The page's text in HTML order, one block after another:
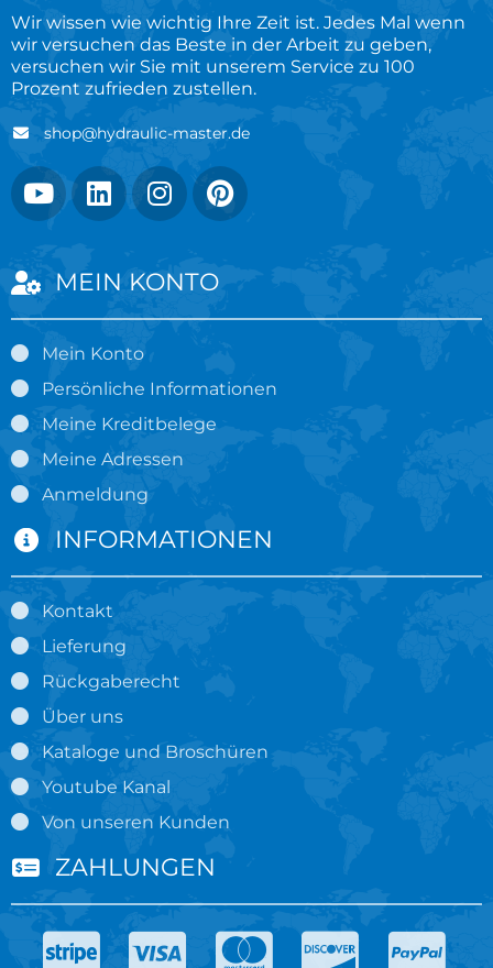
Wir wissen wie wichtig Ihre Zeit ist. Jedes Mal wenn
wir versuchen das Beste in der Arbeit zu geben,
versuchen wir Sie mit unserem Service zu 100
Prozent zufrieden zustellen.
shop@hydraulic-master.de
MEIN KONTO
Mein Konto
Persönliche Informationen
Meine Kreditbelege
Meine Adressen
Anmeldung
INFORMATIONEN
Kontakt
Lieferung
Rückgaberecht
Über uns
Kataloge und Broschüren
Youtube Kanal
Von unseren Kunden
ZAHLUNGEN